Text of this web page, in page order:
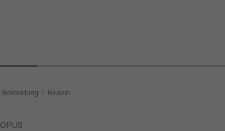
Bekleidung Blusen
OPUS